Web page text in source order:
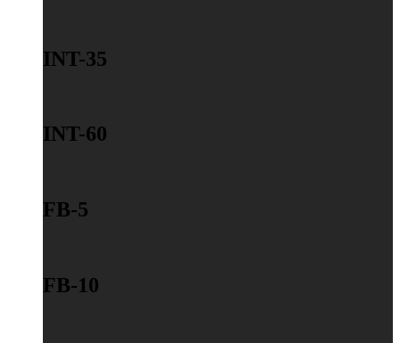
INT-35
INT-60
FB-5
FB-10